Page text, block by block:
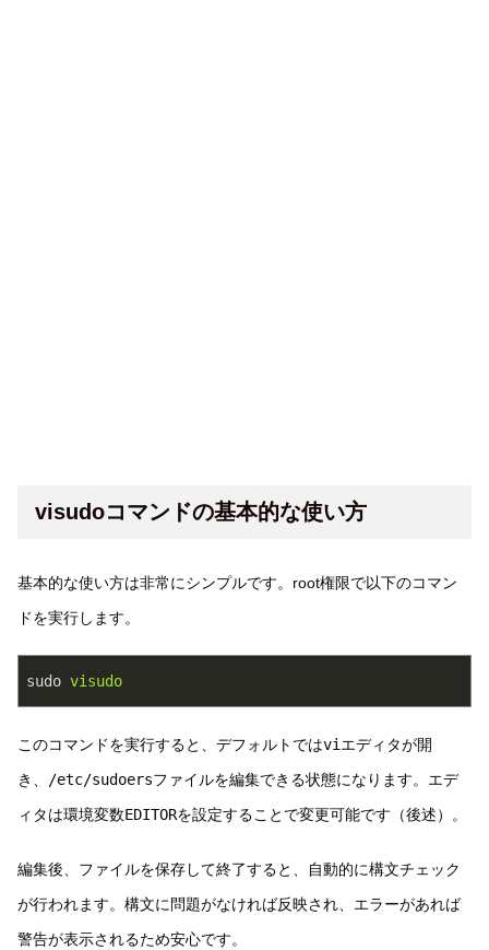
visudoコマンドの基本的な使い方
基本的な使い方は非常にシンプルです。root権限で以下のコマン
ドを実行します。
sudo visudo
このコマンドを実行すると、デフォルトではviエディタが開
き、 /etc/sudoersファイルを編集できる状態になります。エデ
ィタは環境変数EDITORを設定することで変更可能です（後述）。
編集後、ファイルを保存して終了すると、自動的に構文チェック
が行われます。構文に問題がなければ反映され、エラーがあれば
警告が表示されるため安心です。